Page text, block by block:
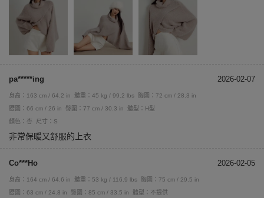
pa*****ing 2026-02-07
身高：163 cm / 64.2 in 體重：45 kg / 99.2 lbs
胸圍：72 cm / 28.3 in
腰圍：66 cm / 26 in
臀圍：77 cm / 30.3 in
體型：H型
顏色：杏
尺寸：S
非常保暖又舒服的上衣
Co***Ho 2026-02-05
身高：164 cm / 64.6 in 體重：53 kg / 116.9 lbs
胸圍：75 cm / 29.5 in
腰圍：63 cm / 24.8 in
臀圍：85 cm / 33.5 in
體型：不提供